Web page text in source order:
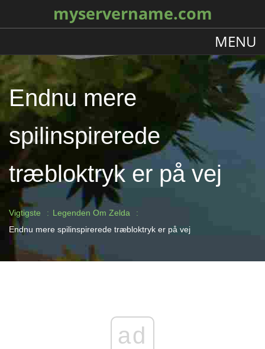
myservername.com
MENU
Endnu mere
spilinspirerede
træbloktryk er på vej
Vigtigste
Legenden Om Zelda
Endnu mere spilinspirerede træbloktryk er på vej
ad